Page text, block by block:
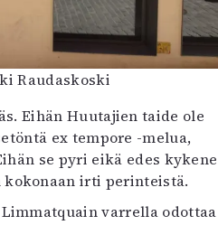
Raudaskoski
Eihän Huutajien taide ole
ex tempore -melua,
se pyri eikä edes kykene
kokonaan irti perinteistä.
varrella odottaa